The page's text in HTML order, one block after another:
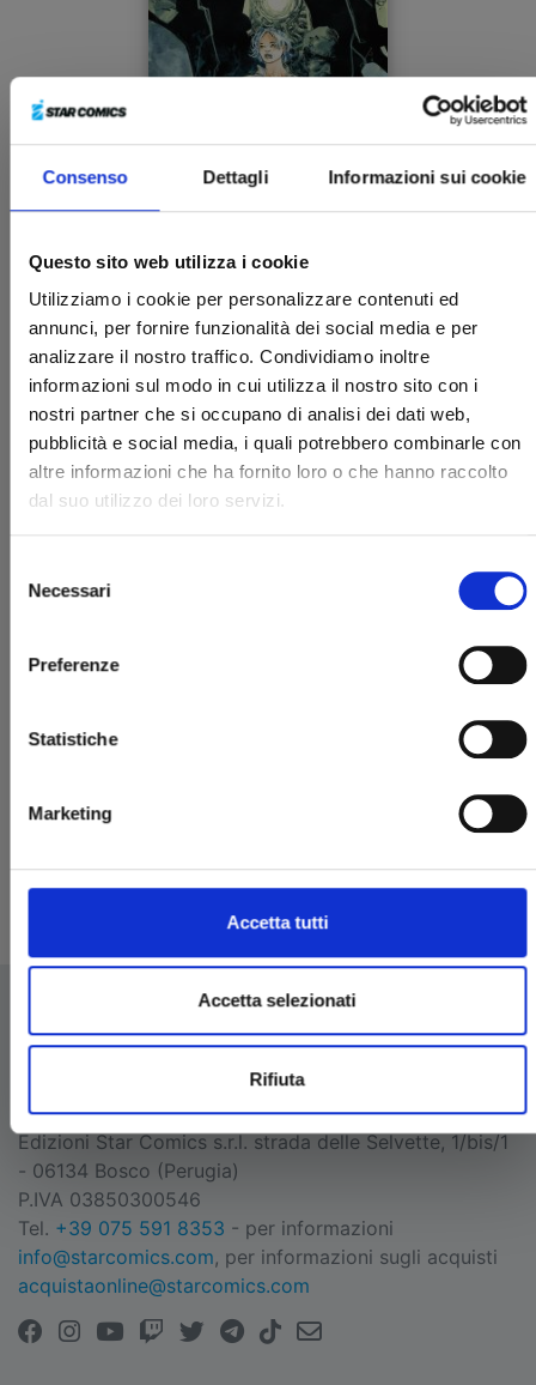
Consenso Dettagli Informazioni sui cookie
Questo sito web utilizza i cookie
Utilizziamo i cookie per personalizzare contenuti ed
annunci, per fornire funzionalità dei social media e per
analizzare il nostro traffico. Condividiamo inoltre
informazioni sul modo in cui utilizza il nostro sito con i
nostri partner che si occupano di analisi dei dati web,
pubblicità e social media, i quali potrebbero combinarle con
altre informazioni che ha fornito loro o che hanno raccolto
dal suo utilizzo dei loro servizi.
delNecessari
Preferenze
Statistiche
Marketing
Accetta tutti
Accetta selezionati
Rifiuta
IL MURO n. 3
HOMO HOMINI SPES
29/10/2021
€ 13,90
€ 13,90
Edizioni Star Comics s.r.l. strada delle Selvette, 1/bis/1
- 06134 Bosco (Perugia)
P.IVA 03850300546
Tel. +39 075 591 8353 - per informazioni
info@starcomics.com, per informazioni sugli acquisti
acquistaonline@starcomics.com